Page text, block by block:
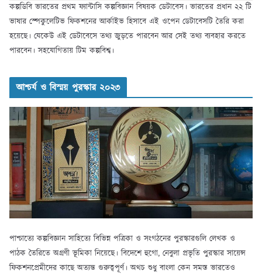
কল্পডিবি ভারতের প্রথম ফ্যান্টাসি কল্পবিজ্ঞান বিষয়ক ডেটাবেস। ভারতের প্রধান ২২ টি
ভাষার স্পেকুলেটিভ ফিকশনের আর্কাইভ হিসাবে এই ওপেন ডেটাবেসটি তৈরি করা
হয়েছে। যেকেউ এই ডেটাবেসে তথ্য জুড়তে পারবেন আর সেই তথ্য ব্যবহার করতে
পারবেন। সহযোগিতায় টিম কল্পবিশ্ব।
আশ্চর্য ও বিস্ময় পুরস্কার ২০২৩
পাশ্চাত্যে কল্পবিজ্ঞান সাহিত্যে বিভিন্ন পত্রিকা ও সংগঠনের পুরস্কারগুলি লেখক ও
পাঠক তৈরিতে অগ্রণী ভূমিকা নিয়েছে। বিদেশে হুগো, নেবুলা প্রভৃতি পুরস্কার সায়েন্স
ফিকশনপ্রেমীদের কাছে অত্যন্ত গুরুত্বপূর্ণ। অথচ শুধু বাংলা কেন সমস্ত ভারতেও